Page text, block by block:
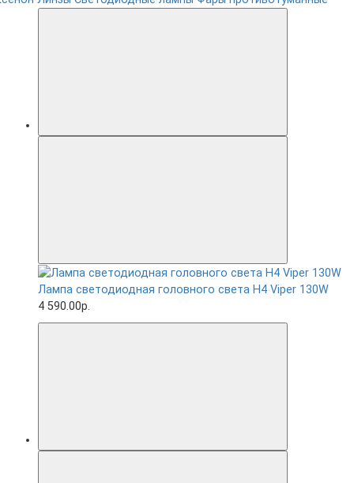
Лампа светодиодная головного света H4 Viper 130W
4 590.00р.